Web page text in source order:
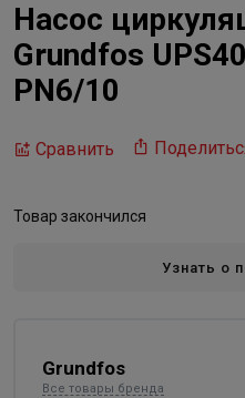
Насос
Grundfos
PN6/10
Сравнить
Товар закончился
Узнать о
Grundfos
Все товары бренда